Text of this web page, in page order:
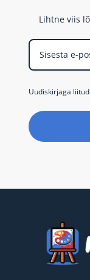
Lihtne viis
Uudiskirjaga